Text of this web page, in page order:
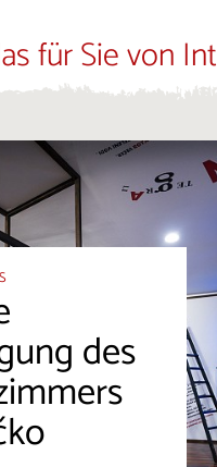
für Sie von
des